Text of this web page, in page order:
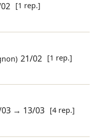
[1 rep.]
21/02 [1 rep.]
→ 13/03 [4 rep.]